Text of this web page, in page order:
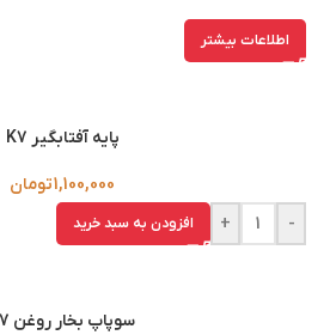
اطلاعات بیشتر
پایه آفتابگیر K7
1,100,000تومان
-
+ افزودن به سبد خرید
سوپاپ بخار روغن k7